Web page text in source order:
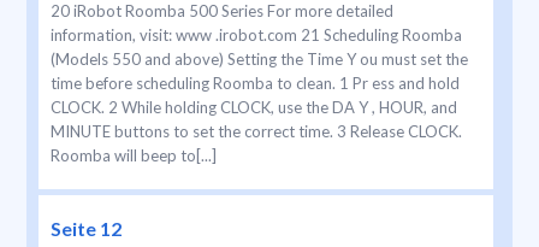
20 iRobot Roomba 500 Series For more detailed
information, visit: www .irobot.com 21 Scheduling Roomba
(Models 550 and above) Setting the Time Y ou must set the
time before scheduling Roomba to clean. 1 Pr ess and hold
CLOCK. 2 While holding CLOCK, use the DA Y , HOUR, and
MINUTE buttons to set the correct time. 3 Release CLOCK.
Roomba will beep to[...]
Seite 12